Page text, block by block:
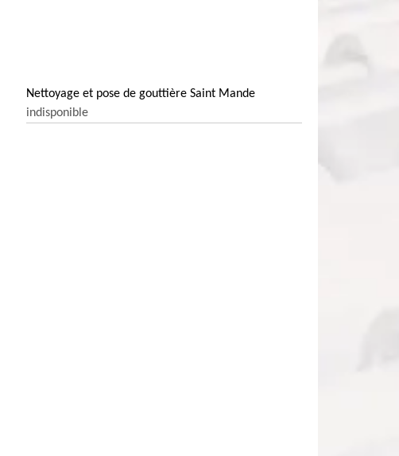
Nettoyage et pose de gouttière Saint Mande
indisponible